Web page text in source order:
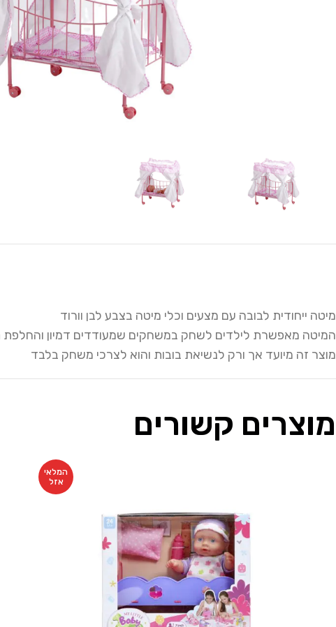
מיטה ייחודית לבובה עם מצעים וכלי מיטה בצבע לבן וורוד
המיטה מאפשרת לילדים לשחק במשחקים שמעודדים דמיון והחלפת
מוצר זה מיועד אך ורק לנשיאת בובות והוא לצרכי משחק בלבד
מוצרים קשורים
המלאי
אזל